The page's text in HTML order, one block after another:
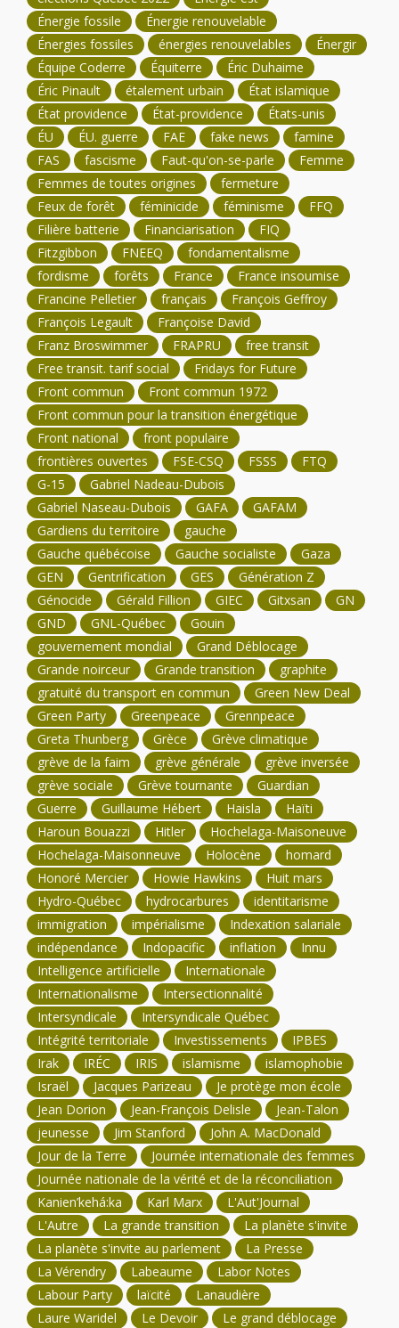
Énergie fossile
Énergie renouvelable
Énergies fossiles
énergies renouvelables
Énergir
Équipe Coderre
Équiterre
Éric Duhaime
Éric Pinault
étalement urbain
État islamique
État providence
État-providence
États-unis
ÉU
ÉU. guerre FAE fake news
famine
FAS
fascisme Faut-qu'on-se-parle
Femme
Femmes de toutes origines
fermeture
Feux de forêt
féminicide féminisme
FFQ
Filière batterie
Financiarisation
FIQ
Fitzgibbon
FNEEQ
fondamentalisme
fordisme
forêts France
France insoumise
Francine Pelletier
français
François Geffroy
François Legault
Françoise David
Franz Broswimmer
FRAPRU
free transit
Free transit. tarif social
Fridays for Future
Front commun
Front commun 1972
Front commun pour la transition énergétique
Front national
front populaire
frontières ouvertes
FSE-CSQ FSSS
FTQ
G-15
Gabriel Nadeau-Dubois
Gabriel Naseau-Dubois
GAFA
GAFAM
Gardiens du territoire
gauche
Gauche québécoise
Gauche socialiste
Gaza
GEN
Gentrification GES
Génération Z
Génocide
Gérald Fillion GIEC Gitxsan
GN
GND
GNL-Québec
Gouin
gouvernement mondial
Grand Déblocage
Grande noirceur
Grande transition
graphite
gratuité du transport en commun
Green New Deal
Green Party
Greenpeace
Grennpeace
Greta Thunberg
Grèce
Grève climatique
grève de la faim
grève générale
grève inversée
grève sociale
Grève tournante
Guardian
Guerre
Guillaume Hébert Haisla
Haïti
Haroun Bouazzi
Hitler
Hochelaga-Maisoneuve
Hochelaga-Maisonneuve
Holocène
homard
Honoré Mercier
Howie Hawkins
Huit mars
Hydro-Québec
hydrocarbures
identitarisme
immigration
impérialisme
Indexation salariale
indépendance
Indopacific inflation
Innu
Intelligence artificielle
Internationale
Internationalisme
Intersectionnalité
Intersyndicale
Intersyndicale Québec
Intégrité territoriale
Investissements
IPBES
Irak
IRÉC IRIS islamisme
islamophobie
Israël
Jacques Parizeau
Je protège mon école
Jean Dorion
Jean-François Delisle
Jean-Talon
jeunesse
Jim Stanford
John A. MacDonald
Jour de la Terre
Journée internationale des femmes
Journée nationale de la vérité et de la réconciliation
Kanien’kehá:ka
Karl Marx
L'Aut'Journal
L'Autre
La grande transition
La planète s'invite
La planète s'invite au parlement
La Presse
La Vérendry
Labeaume
Labor Notes
Labour Party
laïcité
Lanaudière
Laure Waridel
Le Devoir
Le grand déblocage